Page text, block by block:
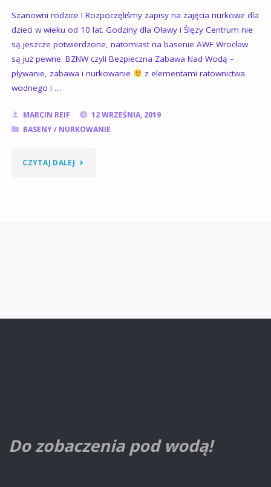
Szanowni rodzice ! Rozpoczęliśmy zapisy na zajęcia nurkowe dla
dzieci w wieku od 10 lat. Godziny dla Oławy i Ślęzy Centrum nie
są jeszcze potwierdzone, natomiast na basenie AWF Wrocław
są już pewne. BZNW czyli Bezpieczna Zabawa Nad Wodą –
pływanie, zabawa i nurkowanie
z elementami ratownictwa
wodnego i …
MARCIN REIF
12 WRZEŚNIA, 2019
BASENY/ NURKOWANIE
CZYTAJ DALEJ"ZAJĘCIA
Do zobaczenia pod wodą!